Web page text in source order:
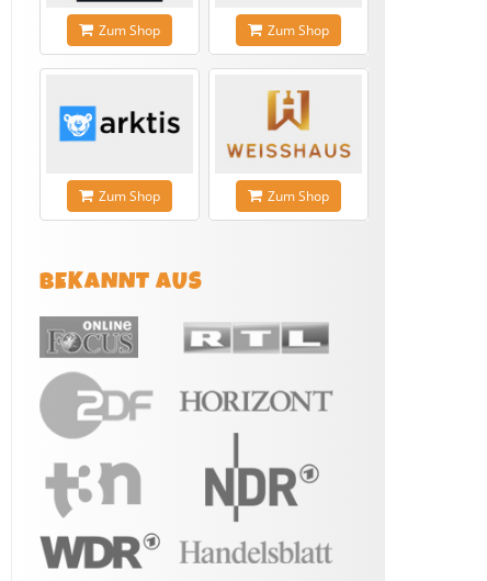
Zum Shop Zum Shop
Zum Shop Zum Shop
BEKANNT AUS